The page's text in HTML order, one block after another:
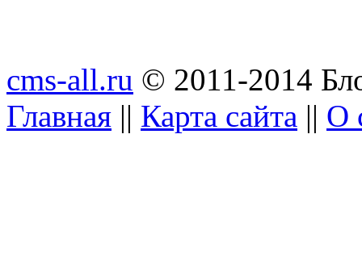
cms-all.ru © 2011-2014
Главная || Карта сайта || О